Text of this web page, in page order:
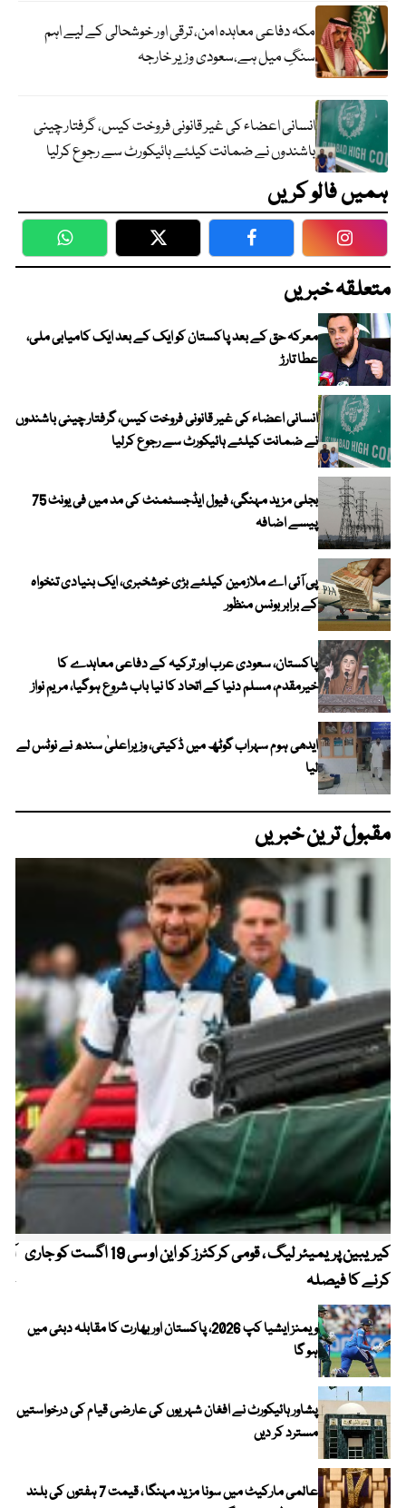
مکہ دفاعی معاہدہ امن، ترقی اور خوشحالی کے لیے اہم
سنگِ میل ہے،سعودی وزیر خارجہ
انسانی اعضاء کی غیر قانونی فروخت کیس، گرفتار چینی
باشندوں نے ضمانت کیلئے ہائیکورٹ سے رجوع کرلیا
ہمیں فالو کریں
WhatsApp Twitter Facebook
متعلقہ خبریں
معرکہ حق کے بعد پاکستان کو ایک کے بعد ایک کامیابی ملی،
عطا تارڑ
انسانی اعضاء کی غیر قانونی فروخت کیس، گرفتار چینی باشندوں
نے ضمانت کیلئے ہائیکورٹ سے رجوع کرلیا
بجلی مزید مہنگی، فیول ایڈجسٹمنٹ کی مد میں فی یونٹ 75
پیسے اضافہ
پی آئی اے ملازمین کیلئے بڑی خوشخبری، ایک بنیادی تنخواہ
کے برابر بونس منظور
پاکستان، سعودی عرب اور ترکیہ کے دفاعی معاہدے کا
خیرمقدم، مسلم دنیا کے اتحاد کا نیا باب شروع ہوگیا، مریم نواز
ایدھی ہوم سہراب گوٹھ میں ڈکیتی، وزیراعلیٰ سندھ نے نوٹس لے
لیا
مقبول ترین خبریں
کیریبین پریمیئر لیگ ، قومی کرکٹرز کو این او سی 19 اگست کو جاری
کرنے کا فیصلہ
ویمنز ایشیا کپ 2026، پاکستان اور بھارت کا مقابلہ دبئی میں
ہو گا
پشاور ہائیکورٹ نے افغان شہریوں کی عارضی قیام کی درخواستیں
مسترد کر دیں
عالمی مارکیٹ میں سونا مزید مہنگا ، قیمت 7 ہفتوں کی بلند